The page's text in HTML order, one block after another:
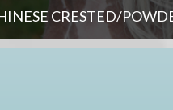
CRESTED/